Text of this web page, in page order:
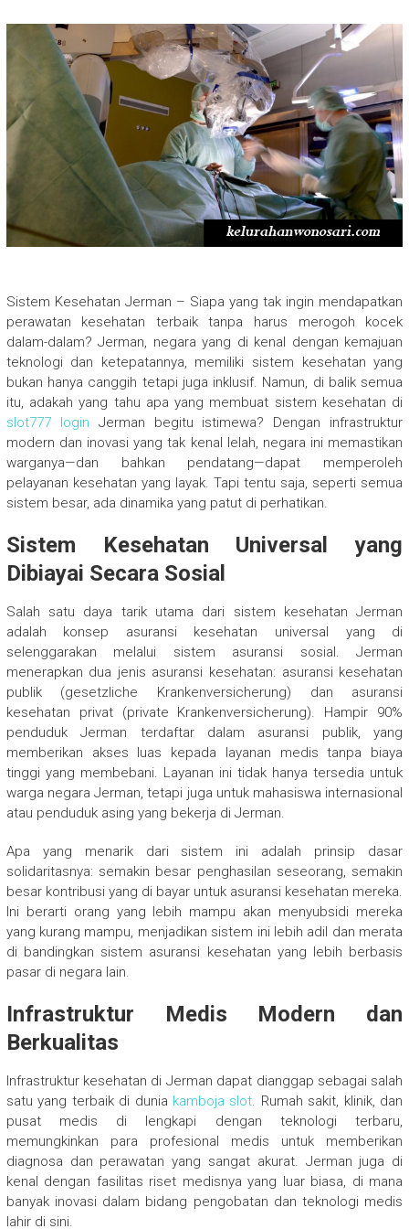
Sistem Kesehatan Jerman – Siapa yang tak ingin mendapatkan
perawatan kesehatan terbaik tanpa harus merogoh kocek
dalam-dalam? Jerman, negara yang di kenal dengan kemajuan
teknologi dan ketepatannya, memiliki sistem kesehatan yang
bukan hanya canggih tetapi juga inklusif. Namun, di balik semua
itu, adakah yang tahu apa yang membuat sistem kesehatan di
slot777 login Jerman begitu istimewa? Dengan infrastruktur
modern dan inovasi yang tak kenal lelah, negara ini memastikan
warganya—dan bahkan pendatang—dapat memperoleh
pelayanan kesehatan yang layak. Tapi tentu saja, seperti semua
sistem besar, ada dinamika yang patut di perhatikan.
Sistem Kesehatan Universal yang
Dibiayai Secara Sosial
Salah satu daya tarik utama dari sistem kesehatan Jerman
adalah konsep asuransi kesehatan universal yang di
selenggarakan melalui sistem asuransi sosial. Jerman
menerapkan dua jenis asuransi kesehatan: asuransi kesehatan
publik (gesetzliche Krankenversicherung) dan asuransi
kesehatan privat (private Krankenversicherung). Hampir 90%
penduduk Jerman terdaftar dalam asuransi publik, yang
memberikan akses luas kepada layanan medis tanpa biaya
tinggi yang membebani. Layanan ini tidak hanya tersedia untuk
warga negara Jerman, tetapi juga untuk mahasiswa internasional
atau penduduk asing yang bekerja di Jerman.
Apa yang menarik dari sistem ini adalah prinsip dasar
solidaritasnya: semakin besar penghasilan seseorang, semakin
besar kontribusi yang di bayar untuk asuransi kesehatan mereka.
Ini berarti orang yang lebih mampu akan menyubsidi mereka
yang kurang mampu, menjadikan sistem ini lebih adil dan merata
di bandingkan sistem asuransi kesehatan yang lebih berbasis
pasar di negara lain.
Infrastruktur Medis Modern dan
Berkualitas
Infrastruktur kesehatan di Jerman dapat dianggap sebagai salah
satu yang terbaik di dunia kamboja slot. Rumah sakit, klinik, dan
pusat medis di lengkapi dengan teknologi terbaru,
memungkinkan para profesional medis untuk memberikan
diagnosa dan perawatan yang sangat akurat. Jerman juga di
kenal dengan fasilitas riset medisnya yang luar biasa, di mana
banyak inovasi dalam bidang pengobatan dan teknologi medis
lahir di sini.